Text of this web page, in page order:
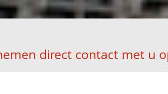
direct contact met u